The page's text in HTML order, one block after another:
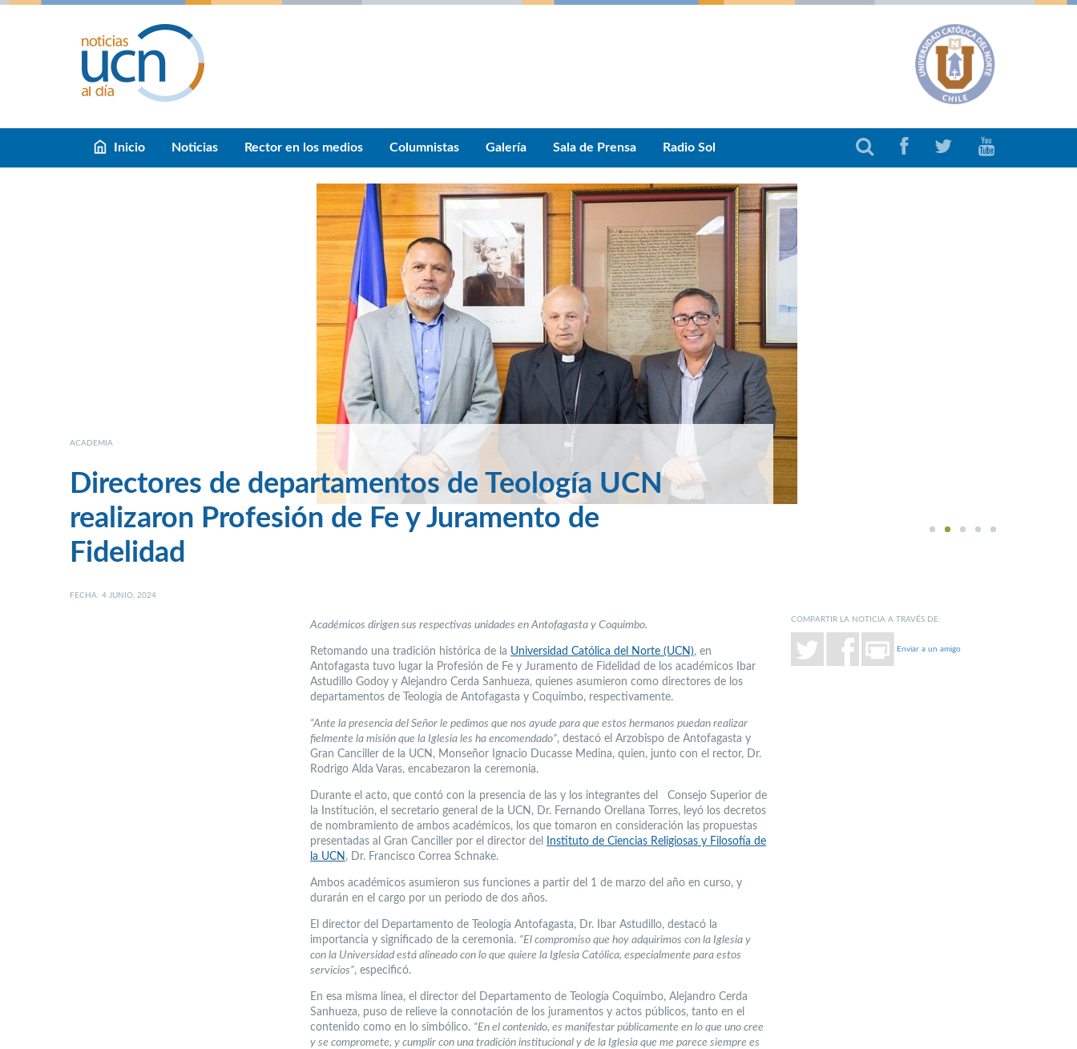
Inicio Noticias Rector en los medios Columnistas Galería Sala de Prensa Radio Sol
1 2 3 4 5
ACADEMIA
Directores de departamentos de Teología UCN
realizaron Profesión de Fe y Juramento de
Fidelidad
FECHA: 4 JUNIO, 2024
Académicos dirigen sus respectivas unidades en Antofagasta y Coquimbo.
Retomando una tradición histórica de la Universidad Católica del Norte (UCN), en
Antofagasta tuvo lugar la Profesión de Fe y Juramento de Fidelidad de los académicos Ibar
Astudillo Godoy y Alejandro Cerda Sanhueza, quienes asumieron como directores de los
departamentos de Teología de Antofagasta y Coquimbo, respectivamente.
“Ante la presencia del Señor le pedimos que nos ayude para que estos hermanos puedan realizar
fielmente la misión que la Iglesia les ha encomendado”, destacó el Arzobispo de Antofagasta y
Gran Canciller de la UCN, Monseñor Ignacio Ducasse Medina, quien, junto con el rector, Dr.
Rodrigo Alda Varas, encabezaron la ceremonia.
Durante el acto, que contó con la presencia de las y los integrantes del Consejo Superior de
la Institución, el secretario general de la UCN, Dr. Fernando Orellana Torres, leyó los decretos
de nombramiento de ambos académicos, los que tomaron en consideración las propuestas
presentadas al Gran Canciller por el director del
Instituto de Ciencias Religiosas y Filosofía de
la UCN , Dr. Francisco Correa Schnake.
Ambos académicos asumieron sus funciones a partir del 1 de marzo del año en curso, y
durarán en el cargo por un periodo de dos años.
El director del Departamento de Teología Antofagasta, Dr. Ibar Astudillo, destacó la
importancia y significado de la ceremonia. “El compromiso que hoy adquirimos con la Iglesia y
con la Universidad está alineado con lo que quiere la Iglesia Católica, especialmente para estos
servicios”, especificó.
En esa misma línea, el director del Departamento de Teología Coquimbo, Alejandro Cerda
Sanhueza, puso de relieve la connotación de los juramentos y actos públicos, tanto en el
contenido como en lo simbólico. “En el contenido, es manifestar públicamente en lo que uno cree
y se compromete, y cumplir con una tradición institucional y de la Iglesia que me parece siempre es
COMPARTIR LA NOTICIA A TRAVÉS DE:
Enviar a un amigo